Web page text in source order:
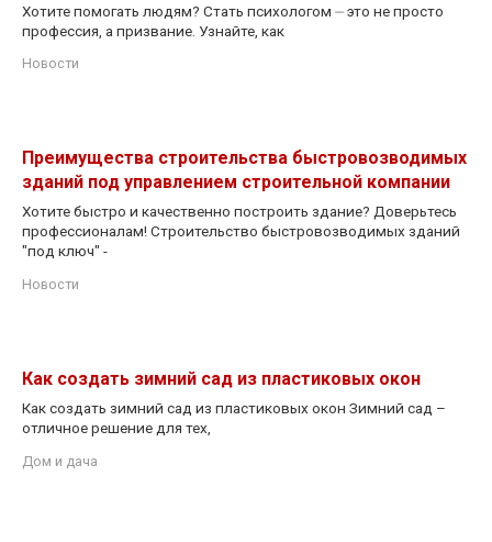
Хотите помогать людям? Стать психологом ⏤ это не просто
профессия, а призвание. Узнайте, как
Новости
Преимущества строительства быстровозводимых
зданий под управлением строительной компании
Хотите быстро и качественно построить здание? Доверьтесь
профессионалам! Строительство быстровозводимых зданий
"под ключ" -
Новости
Как создать зимний сад из пластиковых окон
Как создать зимний сад из пластиковых окон Зимний сад –
отличное решение для тех,
Дом и дача